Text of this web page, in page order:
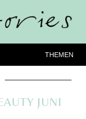
THEMEN
JUNI